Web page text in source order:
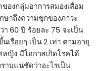
องกลุ่มอาการสมองเสื่อม
าถึงความชุกของภาวะ
60 ปี ร้อยละ 75 จะเป็น
เรื่อยๆ เป็น 2 เท่า ตามอายุ
ญิง มีโอกาสเกิดโรคได้
าบแน่ชัดว่าอะไรเป็น